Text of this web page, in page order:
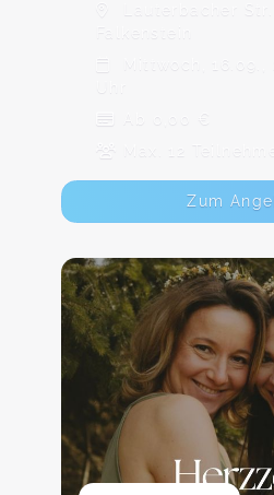
Lauterbacher Str.
Falkenstein
Mittwoch, 16.09.,
Ab 0,00 €
Max. 12
Zum